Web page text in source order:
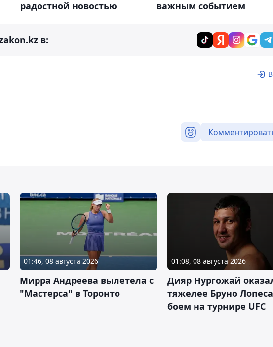
радостной новостью
важным событием
в:
01:46, 08 августа 2026
Мирра Андреева вылетела с
"Мастерса" в Торонто
01:08, 08 августа 2026
Дияр Нургожай
тяжелее Бруно
боем на турнире UFC